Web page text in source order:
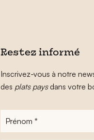
Restez informé
Inscrivez-vous à notre
des plats paysdans votre
Prénom